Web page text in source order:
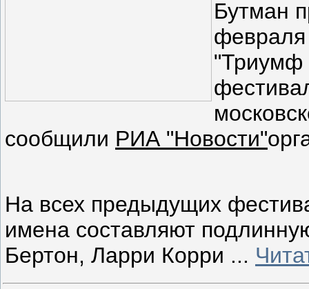
Бутман
"Триумф
сообщили РИА "Новости"
На всех предыдущих
имена составляют
Бертон, Ларри Корри ...